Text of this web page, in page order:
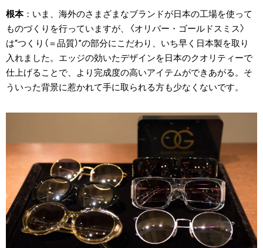
根本
いま、海外のさまざまなブランドが日本の工場を使って
ものづくりを行っていますが、〈オリバー・ゴールドスミス〉
は“つくり（＝品質）”の部分にこだわり、いち早く日本製を取り
入れました。エッジの効いたデザインを日本のクオリティーで
仕上げることで、より完成度の高いアイテムができあがる。そ
ういった背景に惹かれて手に取られる方も少なくないです。